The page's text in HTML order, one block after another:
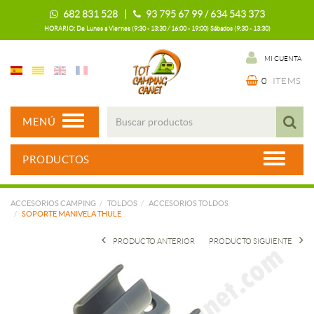
682 831 528 | 93 795 67 99 / 634 543 373
HORARIO: De Lunes a Viernes (9:30 - 13:30 / 16:00 - 19:00) Sábados (9:30 - 13:30)
MI CUENTA
0 ITEMS
MENÚ
PRODUCTOS
ACCESORIOS CAMPING TOLDOS
ACCESORIOS TOLDOS
SOPORTE MANIVELA THULE
PRODUCTO SIGUIENTE
PRODUCTO ANTERIOR